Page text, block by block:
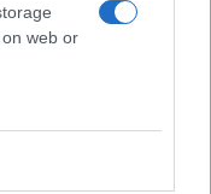
web or
τον νόμο θα
θα είναι τέτοια,